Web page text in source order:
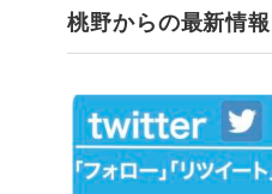
桃野からの最新情